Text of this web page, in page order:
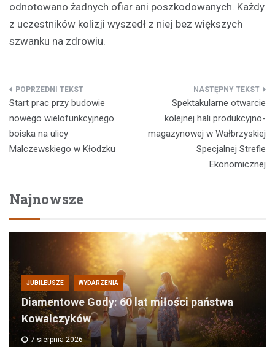
odnotowano żadnych ofiar ani poszkodowanych. Każdy
z uczestników kolizji wyszedł z niej bez większych
szwanku na zdrowiu.
Nawigacja
wpisu
Start prac przy budowie
nowego wielofunkcyjnego
boiska na ulicy
Malczewskiego w Kłodzku
Spektakularne otwarcie
kolejnej hali produkcyjno-
magazynowej w Wałbrzyskiej
Specjalnej Strefie
Ekonomicznej
Najnowsze
JUBILEUSZE WYDARZENIA
Diamentowe Gody: 60 lat miłości państwa
Kowalczyków
7 sierpnia 2026